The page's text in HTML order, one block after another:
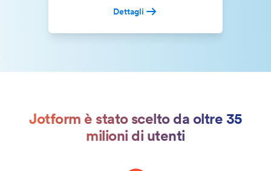
Dettagli
Jotform è stato scelto da oltre 35
milioni di utenti